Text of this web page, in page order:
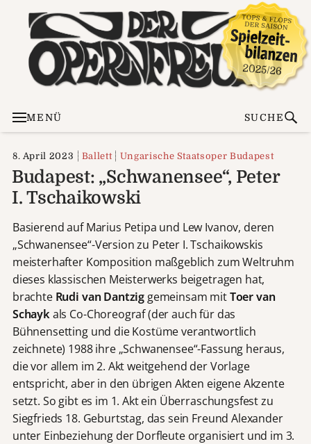
MENÜ SUCHE
8. April 2023 Ballett Ungarische Staatsoper Budapest
Budapest: „Schwanensee“, Peter
I. Tschaikowski
Basierend auf Marius Petipa und Lew Ivanov, deren
„Schwanensee“-Version zu Peter I. Tschaikowskis
meisterhafter Komposition maßgeblich zum Weltruhm
dieses klassischen Meisterwerks beigetragen hat,
brachte Rudi van Dantzig gemeinsam mitToer van
Schaykals Co-Choreograf (der auch für das
Bühnensetting und die Kostüme verantwortlich
zeichnete) 1988 ihre „Schwanensee“-Fassung heraus,
die vor allem im 2. Akt weitgehend der Vorlage
entspricht, aber in den übrigen Akten eigene Akzente
setzt. So gibt es im 1. Akt ein Überraschungsfest zu
Siegfrieds 18. Geburtstag, das sein Freund Alexander
unter Einbeziehung der Dorfleute organisiert und im 3.